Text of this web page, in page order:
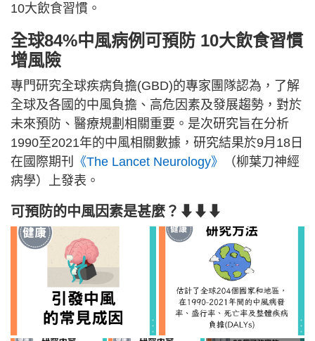
10大飲食習慣。
全球84%中風病例可預防 10大飲食習慣
增風險
專門研究全球疾病負擔(GBD)的專家團隊認為，了解
全球及各國的中風負擔、高危因素及發展趨勢，對於
未來預防、醫療規劃相關重要。是次研究旨在分析
1990至2021年的中風相關數據，研究結果於9月18日
在國際期刊
《The Lancet Neurology》
（柳葉刀神經
病學）上發表。
可預防的中風因素是甚麼？⬇⬇⬇